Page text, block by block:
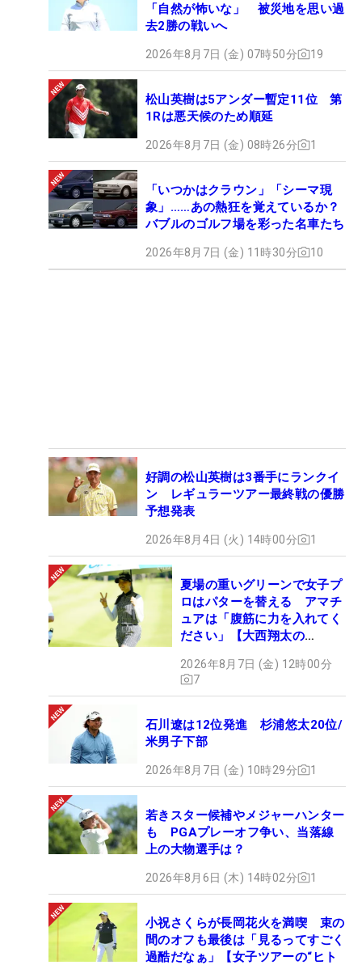
「自然が怖いな」 被災地を思い過
去2勝の戦いへ
2026年8月7日 (金) 07時50分 19
松山英樹は5アンダー暫定11位 第
1Rは悪天候のため順延
2026年8月7日 (金) 08時26分 1
「いつかはクラウン」「シーマ現
象」……あの熱狂を覚えているか？
バブルのゴルフ場を彩った名車たち
2026年8月7日 (金) 11時30分 10
好調の松山英樹は3番手にランクイ
ン レギュラーツアー最終戦の優勝
予想発表
2026年8月4日 (火) 14時00分 1
夏場の重いグリーンで女子プ
ロはパターを替える アマチ
ュアは「腹筋に力を入れてく
ださい」【大西翔太の
2026年8月7日 (金) 12時00分
7
石川遼は12位発進 杉浦悠太20位/
米男子下部
2026年8月7日 (金) 10時29分 1
若きスター候補やメジャーハンター
も PGAプレーオフ争い、当落線
上の大物選手は？
2026年8月6日 (木) 14時02分 1
小祝さくらが長岡花火を満喫 束の
間のオフも最後は「見るってすごく
過酷だなぁ」【女子ツアーの“ヒト